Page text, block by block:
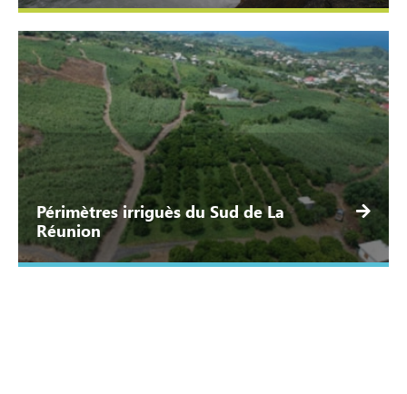
Périmètres irriguès du Sud de La
Réunion